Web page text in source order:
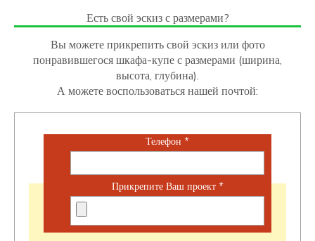
Есть свой эскиз с размерами?
Вы можете прикрепить свой эскиз или фото
понравившегося шкафа-купе с размерами (ширина,
высота, глубина).
А можете воспользоваться нашей почтой:
Телефон *
Прикрепите Ваш проект *